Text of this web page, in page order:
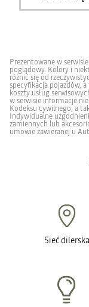
Prezentowane w
poglądowy. Kolory i
różnić się od
specyfikacja pojazdów,
koszty usług
w serwisie informacje
Kodeksu cywilnego, a
Indywidualne
zamiennych lub
umowie zawieranej u
Sieć dilerska